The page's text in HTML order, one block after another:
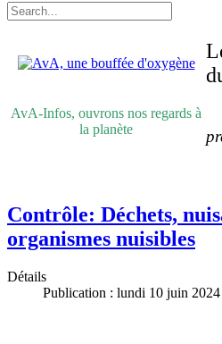
AvA-Infos, ouvrons nos regards à
la planète
Contrôle: Déchets,
organismes nuisibles
Détails
Publication : lundi 10 juin